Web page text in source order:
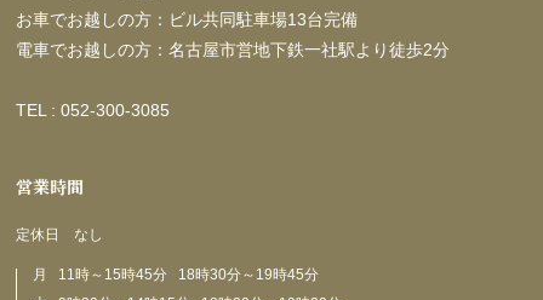
お車でお越しの方：ビル共同駐車場13台完備
電車でお越しの方：名古屋市営地下鉄一社駅より徒歩2分
TEL : 052-300-3085
営業時間
定休日 なし
月 11時～15時45分 18時30分～19時45分